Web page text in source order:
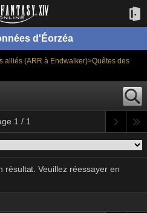
d'Éorzéa
alliés (ARR à Endwalker)>Quêtes des
1 / 1
résultat. Veuillez réessayer en